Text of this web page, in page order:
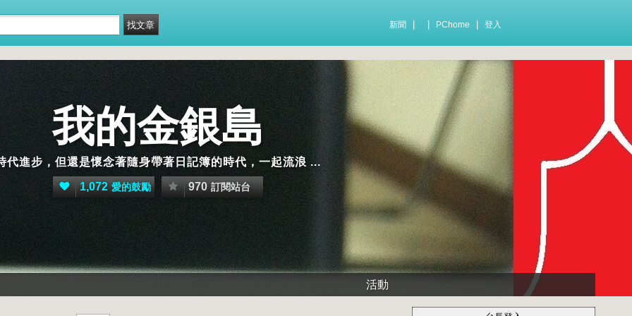
新聞 PChome 登入
我的金銀島
代進步，但還是懷念著隨身帶著日記簿的時代，一起流浪 ...
1,072 愛的鼓勵 970 訂閱站台
活動